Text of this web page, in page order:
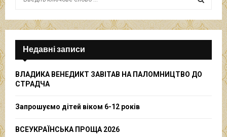
f
r
S
E
A
Недавні записи
ВЛАДИКА ВЕНЕДИКТ ЗАВІТАВ НА ПАЛОМНИЦТВО ДО
СТРАДЧА
Запрошуємо дітей віком 6-12 років
ВСЕУКРАЇНСЬКА ПРОЩА 2026